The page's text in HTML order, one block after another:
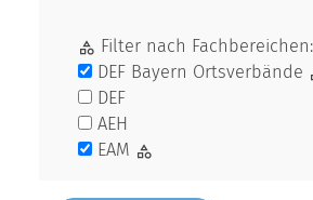
Filter nach Fachbereichen:
DEF Bayern Ortsverbände
DEF
AEH
EAM